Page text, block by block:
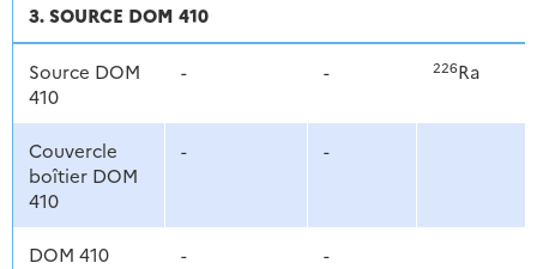
3. SOURCE DOM 410
Source DOM
410
- - 226Ra
Couvercle
boîtier DOM
410
- -
DOM 410 - -